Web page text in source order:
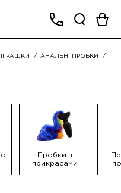
АНАЛЬНІ ПРОБКИ
Пробки з
прикрасами